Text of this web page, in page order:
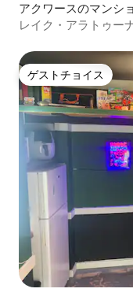
アクワースのマンシ
レイク・アラトゥー
ゲストチョイス
ゲストチョイス